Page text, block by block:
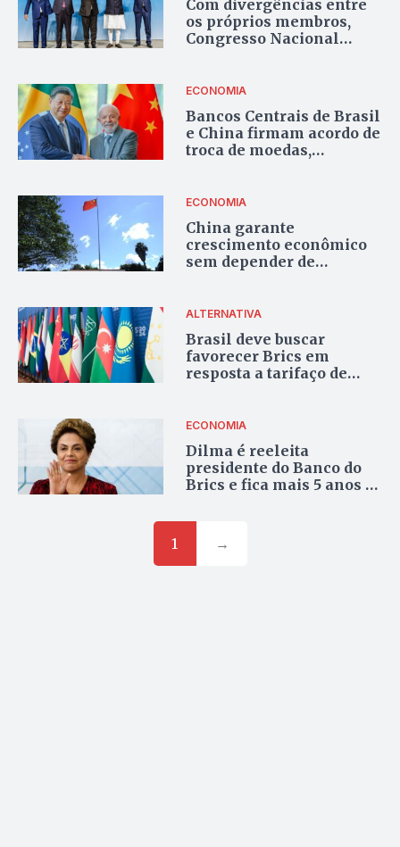
Com divergências entre
os próprios membros,
Congresso Nacional
ECONOMIA
Bancos Centrais de Brasil
e China firmam acordo de
troca de moedas,
comércio internacional
ECONOMIA
China garante
crescimento econômico
sem depender de
ALTERNATIVA
Brasil deve buscar
favorecer Brics em
resposta a tarifaço de
ECONOMIA
Dilma é reeleita
presidente do Banco do
Brics e fica mais 5 anos a
1 →